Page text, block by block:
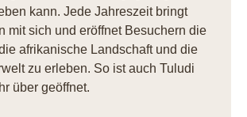
kann. Jede Jahreszeit bringt
mit sich und eröffnet Besuchern die
afrikanische Landschaft und die
zu erleben. So ist auch Tuludi
über geöffnet.